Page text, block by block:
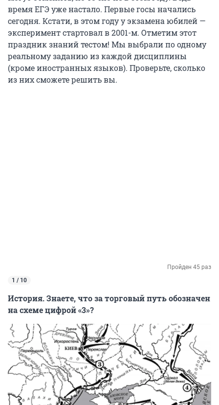
время ЕГЭ уже настало. Первые госы начались
сегодня. Кстати, в этом году у экзамена юбилей —
эксперимент стартовал в 2001-м. Отметим этот
праздник знаний тестом! Мы выбрали по одному
реальному заданию из каждой дисциплины
(кроме иностранных языков). Проверьте, сколько
из них сможете решить вы.
Пройден 45 раз
1 / 10
История. Знаете, что за торговый путь обозначен
на схеме цифрой «3»?